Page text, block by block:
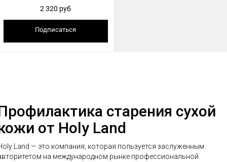
2 320 руб
Подписаться
старения сухой
от Holy Land
Land — это компания, которая пользуется заслуженным
на международном рынке профессиональной